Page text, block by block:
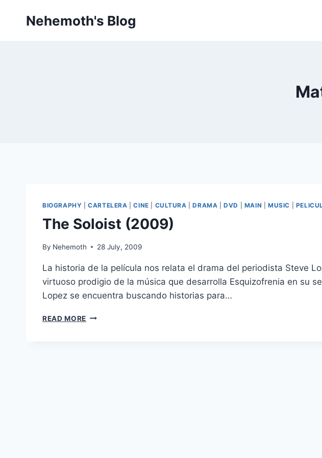
Nehemoth's Blog
BIOGRAPHY |CARTELERA |CINE CULTURA |DRAMA |DVD MAIN |MUSIC
The Soloist (2009)
By Nehemoth 28 July, 2009
La historia de la película nos relata el drama del periodista Steve
virtuoso prodigio de la música que desarrolla Esquizofrenia en su
Lopez se encuentra buscando historias para…
READ MORE THE